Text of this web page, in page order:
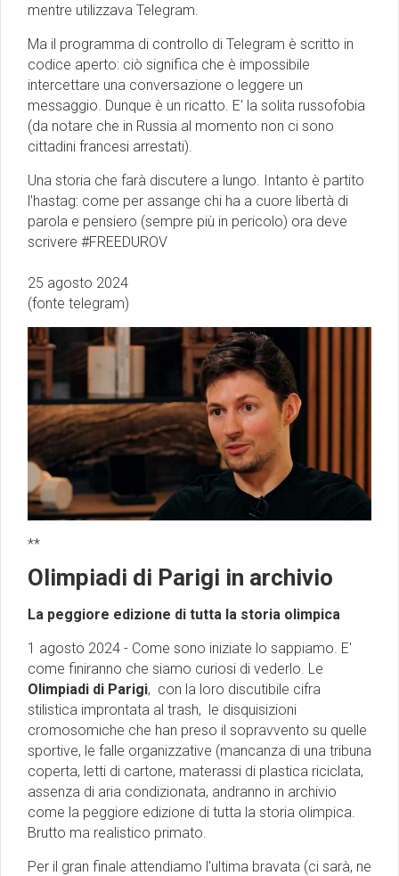
mentre utilizzava Telegram.
Ma il programma di controllo di Telegram è scritto in
codice aperto: ciò significa che è impossibile
intercettare una conversazione o leggere un
messaggio. Dunque è un ricatto. E' la solita russofobia
(da notare che in Russia al momento non ci sono
cittadini francesi arrestati).
Una storia che farà discutere a lungo. Intanto è partito
l'hastag: come per assange chi ha a cuore libertà di
parola e pensiero (sempre più in pericolo) ora deve
scrivere #FREEDUROV
25 agosto 2024
(fonte telegram)
**
Olimpiadi di Parigi in archivio
La peggiore edizione di tutta la storia olimpica
1 agosto 2024 - Come sono iniziate lo sappiamo. E'
come finiranno che siamo curiosi di vederlo. Le
Olimpiadi di Parigi, con la loro discutibile cifra
stilistica improntata al trash, le disquisizioni
cromosomiche che han preso il sopravvento su quelle
sportive, le falle organizzative (mancanza di una tribuna
coperta, letti di cartone, materassi di plastica riciclata,
assenza di aria condizionata, andranno in archivio
come la peggiore edizione di tutta la storia olimpica.
Brutto ma realistico primato.
Per il gran finale attendiamo l'ultima bravata (ci sarà, ne